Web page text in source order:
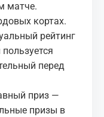
матче.
кортах.
рейтинг
перед
приз —
призы в